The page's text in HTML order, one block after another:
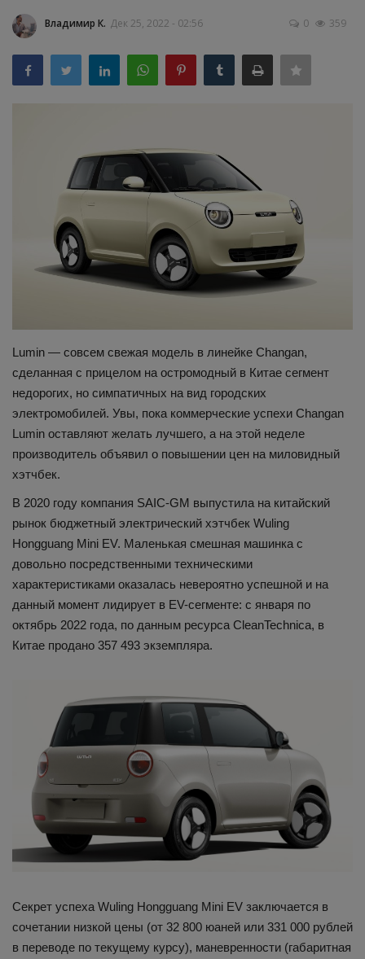
Здоровье
Наука и открытия
Владимир К. Дек 25, 2022 - 02:56 0 359
Lumin — совсем свежая модель в линейке Changan,
сделанная с прицелом на остромодный в Китае сегмент
недорогих, но симпатичных на вид городских
электромобилей. Увы, пока коммерческие успехи Changan
Lumin оставляют желать лучшего, а на этой неделе
производитель объявил о повышении цен на миловидный
хэтчбек.
В 2020 году компания SAIC-GM выпустила на китайский
рынок бюджетный электрический хэтчбек Wuling
Hongguang Mini EV. Маленькая смешная машинка с
довольно посредственными техническими
характеристиками оказалась невероятно успешной и на
данный момент лидирует в EV-сегменте: с января по
октябрь 2022 года, по данным ресурса CleanTechnica, в
Китае продано 357 493 экземпляра.
Секрет успеха Wuling Hongguang Mini EV заключается в
сочетании низкой цены (от 32 800 юаней или 331 000 рублей
в переводе по текущему курсу), маневренности (габаритная